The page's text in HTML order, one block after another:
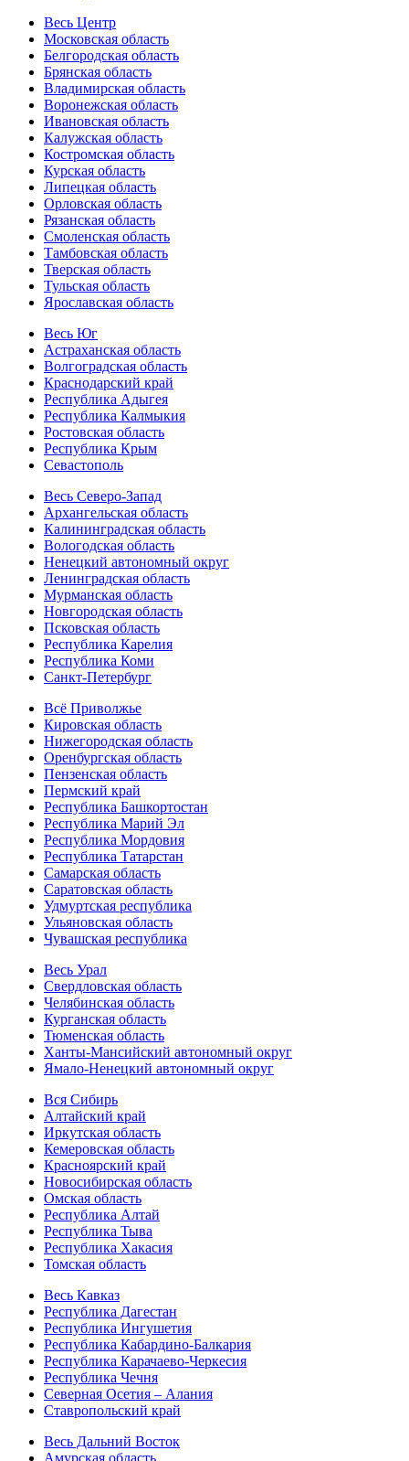
Весь Центр
Московская область
Белгородская область
Брянская область
Владимирская область
Воронежская область
Ивановская область
Калужская область
Костромская область
Курская область
Липецкая область
Орловская область
Рязанская область
Смоленская область
Тамбовская область
Тверская область
Тульская область
Ярославская область
Весь Юг
Астраханская область
Волгоградская область
Краснодарский край
Республика Адыгея
Республика Калмыкия
Ростовская область
Республика Крым
Севастополь
Весь Северо-Запад
Архангельская область
Калининградская область
Вологодская область
Ненецкий автономный округ
Ленинградская область
Мурманская область
Новгородская область
Псковская область
Республика Карелия
Республика Коми
Санкт-Петербург
Всё Приволжье
Кировская область
Нижегородская область
Оренбургская область
Пензенская область
Пермский край
Республика Башкортостан
Республика Марий Эл
Республика Мордовия
Республика Татарстан
Самарская область
Саратовская область
Удмуртская республика
Ульяновская область
Чувашская республика
Весь Урал
Свердловская область
Челябинская область
Курганская область
Тюменская область
Ханты-Мансийский автономный округ
Ямало-Ненецкий автономный округ
Вся Сибирь
Алтайский край
Иркутская область
Кемеровская область
Красноярский край
Новосибирская область
Омская область
Республика Алтай
Республика Тыва
Республика Хакасия
Томская область
Весь Кавказ
Республика Дагестан
Республика Ингушетия
Республика Кабардино-Балкария
Республика Карачаево-Черкесия
Республика Чечня
Северная Осетия – Алания
Ставропольский край
Весь Дальний Восток
Амурская область